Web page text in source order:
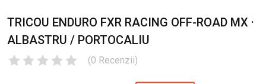
TRICOU ENDURO FXR RACING OFF-ROAD MX ·
ALBASTRU / PORTOCALIU
(0 Recenzii)